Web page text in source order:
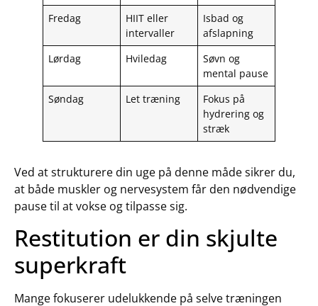
Fredag
HIIT eller
intervaller
Isbad og
afslapning
Lørdag
Hviledag
Søvn og
mental pause
Søndag
Let træning
Fokus på
hydrering og
stræk
Ved at strukturere din uge på denne måde sikrer du,
at både muskler og nervesystem får den nødvendige
pause til at vokse og tilpasse sig.
Restitution er din skjulte
superkraft
Mange fokuserer udelukkende på selve træningen